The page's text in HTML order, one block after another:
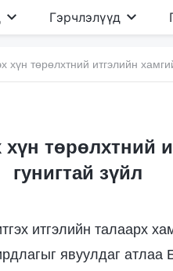
Гэрчлэлүүд
хүн төрөлхтний итгэлийн
төрөлхтний
гунигтай зүйл
итгэлийн талаарх
явуулдаг атлаа